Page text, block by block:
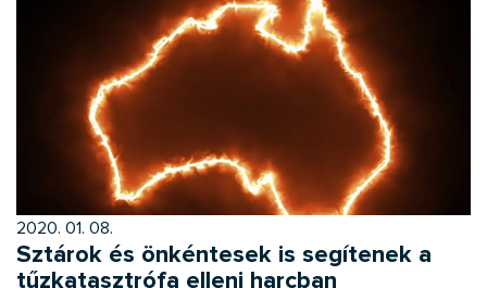
2020. 01. 08.
Sztárok és önkéntesek is segítenek a
tűzkatasztrófa elleni harcban